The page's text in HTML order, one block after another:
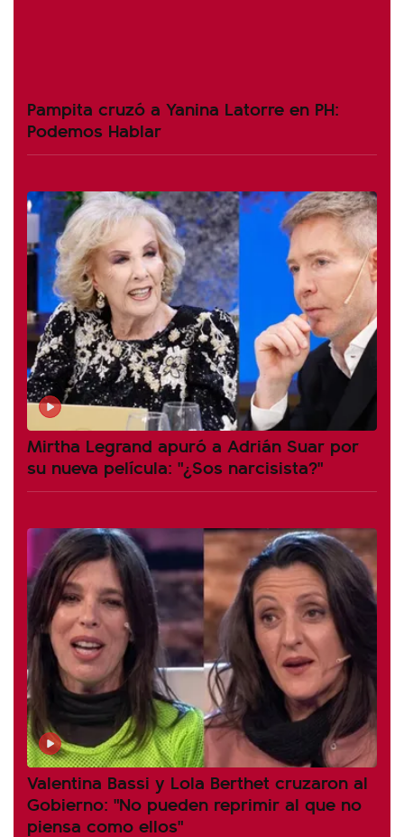
Pampita cruzó a Yanina Latorre en PH:
Podemos Hablar
Mirtha Legrand apuró a Adrián Suar por
su nueva película: "¿Sos narcisista?"
Valentina Bassi y Lola Berthet cruzaron al
Gobierno: "No pueden reprimir al que no
piensa como ellos"